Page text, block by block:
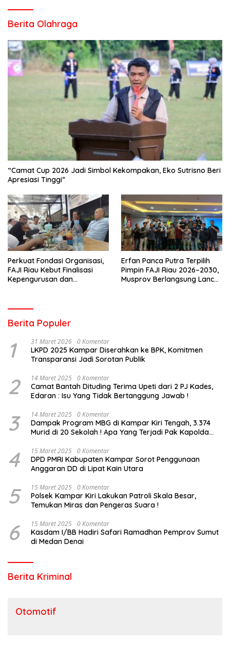
Berita Olahraga
“Camat Cup 2026 Jadi Simbol Kekompakan, Eko Sutrisno Beri
Apresiasi Tinggi”
Perkuat Fondasi Organisasi,
FAJI Riau Kebut Finalisasi
Kepengurusan dan
Erfan Panca Putra Terpilih
Pimpin FAJI Riau 2026–2030,
Musprov Berlangsung Lancar
Berita Populer
1 31 Maret 2026 0 Komentar
LKPD 2025 Kampar Diserahkan ke BPK, Komitmen
Transparansi Jadi Sorotan Publik
2 14 Maret 2025 0 Komentar
Camat Bantah Dituding Terima Upeti dari 2 PJ Kades,
Edaran : Isu Yang Tidak Bertanggung Jawab !
3 14 Maret 2025 0 Komentar
Dampak Program MBG di Kampar Kiri Tengah, 3.374
Murid di 20 Sekolah ! Apa Yang Terjadi Pak Kapolda
4 15 Maret 2025 0 Komentar
DPD PMRI Kabupaten Kampar Sorot Penggunaan
Anggaran DD di Lipat Kain Utara
5 15 Maret 2025 0 Komentar
Polsek Kampar Kiri Lakukan Patroli Skala Besar,
Temukan Miras dan Pengeras Suara !
6 15 Maret 2025 0 Komentar
Kasdam I/BB Hadiri Safari Ramadhan Pemprov Sumut
di Medan Denai
Berita Kriminal
Otomotif